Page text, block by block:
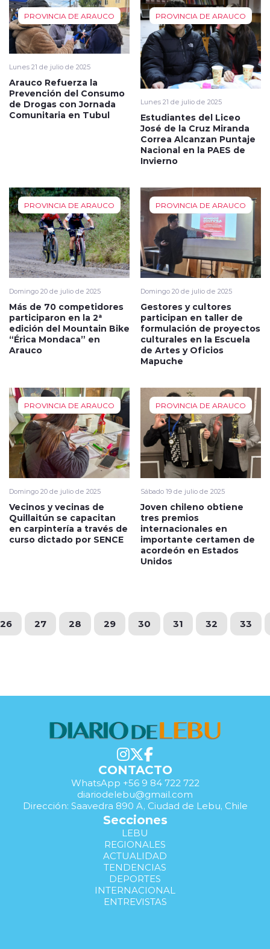
PROVINCIA DE ARAUCO
Lunes 21 de julio de 2025
Arauco Refuerza la
Prevención del Consumo
de Drogas con Jornada
Comunitaria en Tubul
PROVINCIA DE ARAUCO
Lunes 21 de julio de 2025
Estudiantes del Liceo
José de la Cruz Miranda
Correa Alcanzan Puntaje
Nacional en la PAES de
Invierno
PROVINCIA DE ARAUCO
Domingo 20 de julio de 2025
Más de 70 competidores
participaron en la 2ª
edición del Mountain Bike
“Érica Mondaca” en
Arauco
PROVINCIA DE ARAUCO
Domingo 20 de julio de 2025
Gestores y cultores
participan en taller de
formulación de proyectos
culturales en la Escuela
de Artes y Oficios
Mapuche
PROVINCIA DE ARAUCO
Domingo 20 de julio de 2025
Vecinos y vecinas de
Quillaitún se capacitan
en carpintería a través de
curso dictado por SENCE
PROVINCIA DE ARAUCO
Sábado 19 de julio de 2025
Joven chileno obtiene
tres premios
internacionales en
importante certamen de
acordeón en Estados
Unidos
26 27 28 29 30 31 32 33
CONTACTO
WhatsApp +56 9 84 722 722
diariodelebu@gmail.com
Dirección: Saavedra 890 A, Ciudad de Lebu, Chile
Secciones
LEBU
REGIONALES
ACTUALIDAD
TENDENCIAS
DEPORTES
INTERNACIONAL
ENTREVISTAS